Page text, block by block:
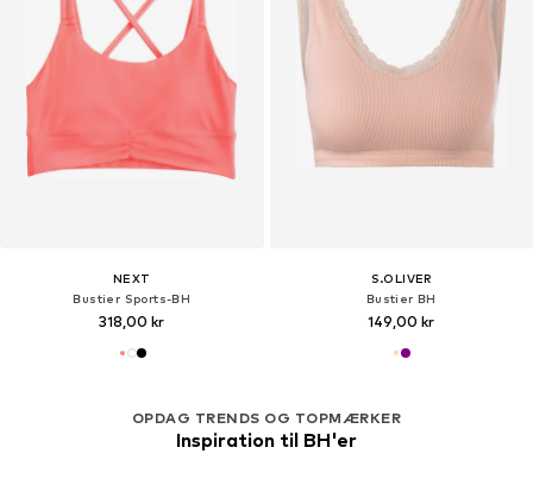
NEXT
Bustier Sports-BH
318,00 kr
OPDAG TRENDS OG TOPMÆRKER
Inspiration til BH'er
S.OLIVER
Bustier BH
149,00 kr